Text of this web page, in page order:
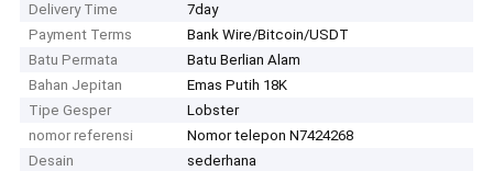
Delivery Time
7day
Payment Terms
Bank Wire/Bitcoin/USDT
Batu Permata
Batu Berlian Alam
Bahan Jepitan
Emas Putih 18K
Tipe Gesper
Lobster
nomor referensi
Nomor telepon N7424268
Desain
sederhana